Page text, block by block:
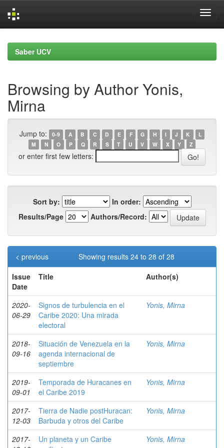
navigationSaber UCV
Browsing by Author Yonis,
Mirna
Jump to: 0-9 A B C D E F G H I J K
L
M
N O P Q R S T U V W X Y Z
or enter first few letters:
Sort by:
In order:
Results/Page
Authors/Record:
Showing results 24 to 28 of 28
< previous
Issue
Date
Title Author(s)
2020-
06-29
Signos de turbulencia en el
Caribe 2020: Una mirada
electoral
Yonis, Mirna
2018-
09-16
Situación de Venezuela en la
agenda internacional de
septiembre
Yonis, Mirna
2019-
09-01
Temporada de Huracanes en
el Caribe 2019
Yonis, Mirna
2017-
12-03
Tierra de Nadie postHuracan:
Barbuda y otros del Caribe
Yonis, Mirna
2017-
Un planeta y un Caribe
Yonis, Mirna